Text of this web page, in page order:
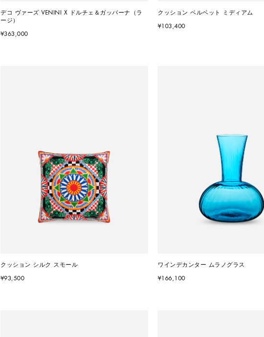
デコ ヴァーズ VENINI X ドルチェ＆ガッバーナ（ラ
ージ）
¥363,000
クッション ベルベット ミディアム
¥103,400
クッション シルク スモール
¥93,500
ワインデカンター ムラノグラス
¥166,100